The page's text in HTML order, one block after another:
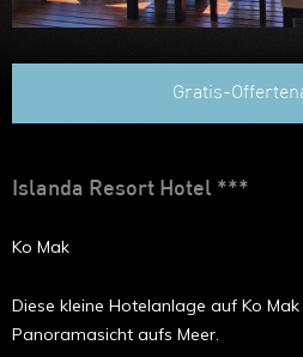
Gratis-
Islanda Resort Hotel ***
Ko Mak
Diese kleine Hotelanlage auf Ko
Panoramasicht aufs Meer.